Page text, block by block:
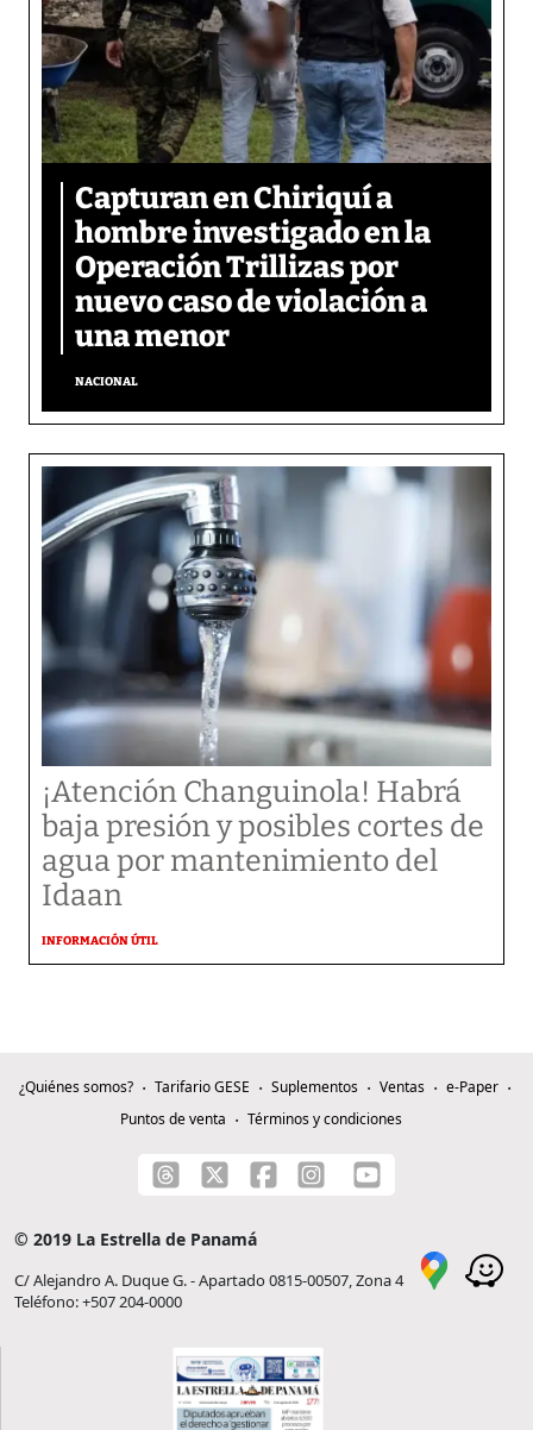
Capturan en Chiriquí a
hombre investigado en la
Operación Trillizas por
nuevo caso de violación a
una menor
NACIONAL
¡Atención Changuinola! Habrá
baja presión y posibles cortes de
agua por mantenimiento del
Idaan
INFORMACIÓN ÚTIL
¿Quiénes somos? Tarifario GESE Suplementos Ventas
e-Paper
Puntos de venta
Términos y condiciones
© 2019 La Estrella de Panamá
C/ Alejandro A. Duque G. - Apartado 0815-00507, Zona 4
Teléfono: +507 204-0000